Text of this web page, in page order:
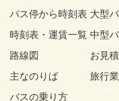
バス停から時刻表
時刻表・運賃一覧
路線図
主なのりば
バスの乗り方
大型
中型
お見
旅行